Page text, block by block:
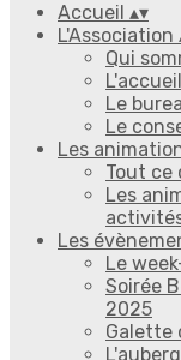
Accueil ▴▾
L'Association
Qui
L'accueil
Le
Le
Les
Tout ce
Les
Les
Le
Soirée
2025
Galette